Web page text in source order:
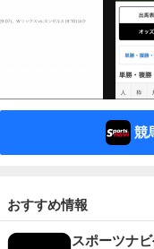
競
おすすめ情報
スポーツナ